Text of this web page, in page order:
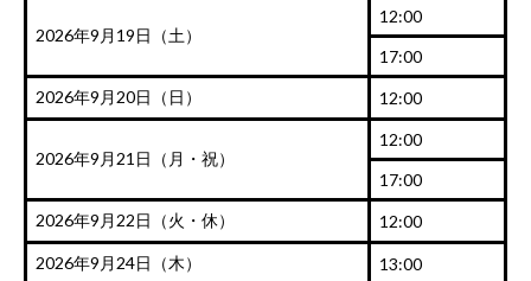
2026年9月19日（土）
12:00
17:00
2026年9月20日（日）
12:00
2026年9月21日（月・祝）
12:00
17:00
2026年9月22日（火・休）
12:00
2026年9月24日（木） 13:00